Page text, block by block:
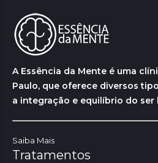
A Essência da Mente é uma
Paulo, que oferece diversos
a integração e equilíbrio do ser
Saiba Mais
Tratamentos